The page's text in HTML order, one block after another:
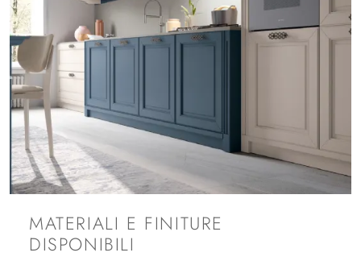
MATERIALI E FINITURE
DISPONIBILI